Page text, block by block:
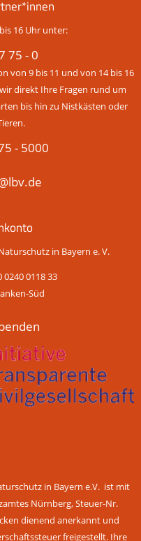
16 Uhr unter:
75 - 0
von 9 bis 11 und von 14 bis 16
direkt Ihre Fragen rund um
bis hin zu Nistkästen oder
- 5000
in Bayern e. V.
0240 0118 33
Süd
in Bayern e.V. ist mit
Nürnberg, Steuer-Nr.
dienend anerkannt und
freigestellt. Ihre